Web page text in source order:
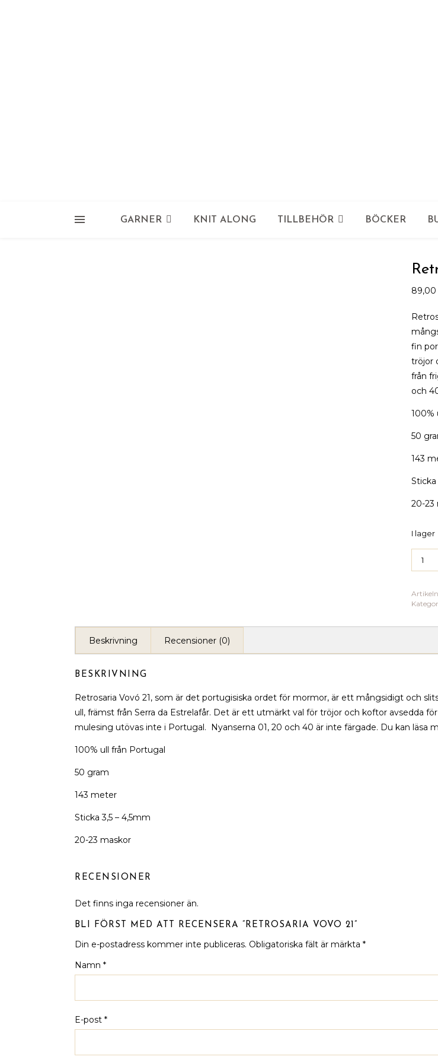
GARNER KNIT ALONG TILLBEHÖR BÖCKER
89,00
fin
tröjor
från
och
100%
50
143
Sticka
20-23
I lager
Beskrivning Recensioner (0)
BESKRIVNING
Retrosaria Vovó 21, som är det portugisiska ordet för mormor, är ett mångsidigt och
ull, främst från Serra da Estrelafår. Det är ett utmärkt val för tröjor och koftor avsedda
mulesing utövas inte i Portugal. Nyanserna 01, 20 och 40 är inte färgade. Du kan läsa
100% ull från Portugal
50 gram
143 meter
Sticka 3,5 – 4,5mm
20-23 maskor
RECENSIONER
Det finns inga recensioner än.
BLI FÖRST MED ATT RECENSERA ”RETROSARIA VOVO 21”
Din e-postadress kommer inte publiceras. Obligatoriska fält är märkta *
Namn *
E-post *